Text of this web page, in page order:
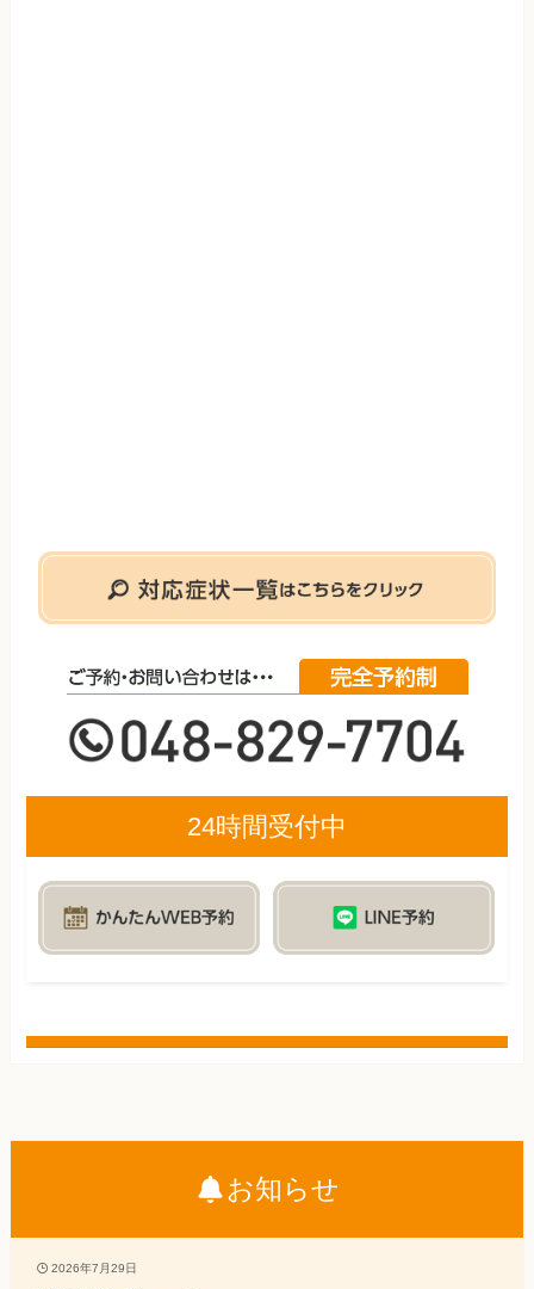
24時間受付中
お知らせ
2026年7月29日